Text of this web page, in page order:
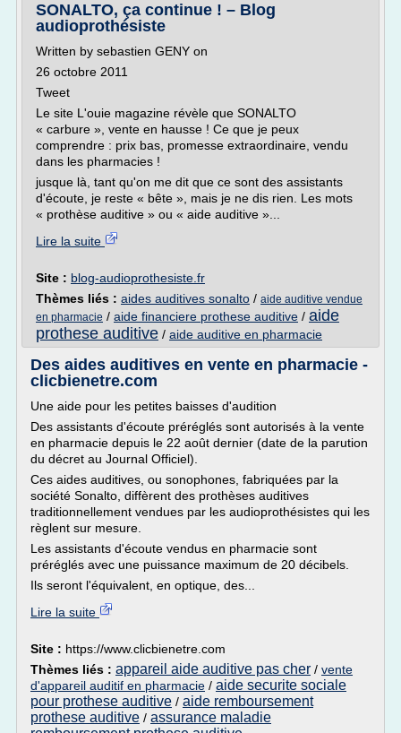
SONALTO, ça continue ! – Blog
audioprothésiste
Written by sebastien GENY on
26 octobre 2011
Tweet
Le site L'ouie magazine révèle que SONALTO
« carbure », vente en hausse ! Ce que je peux
comprendre : prix bas, promesse extraordinaire, vendu
dans les pharmacies !
jusque là, tant qu'on me dit que ce sont des assistants
d'écoute, je reste « bête », mais je ne dis rien. Les mots
« prothèse auditive » ou « aide auditive »...
Lire la suite
Site : blog-audioprothesiste.fr
Thèmes liés : aides auditives sonalto / aide auditive vendue
en pharmacie / aide financiere prothese auditive / aide
prothese auditive / aide auditive en pharmacie
Des aides auditives en vente en pharmacie -
clicbienetre.com
Une aide pour les petites baisses d'audition
Des assistants d'écoute préréglés sont autorisés à la vente
en pharmacie depuis le 22 août dernier (date de la parution
du décret au Journal Officiel).
Ces aides auditives, ou sonophones, fabriquées par la
société Sonalto, diffèrent des prothèses auditives
traditionnellement vendues par les audioprothésistes qui les
règlent sur mesure.
Les assistants d'écoute vendus en pharmacie sont
préréglés avec une puissance maximum de 20 décibels.
Ils seront l'équivalent, en optique, des...
Lire la suite
Site : https://www.clicbienetre.com
Thèmes liés : appareil aide auditive pas cher / vente
d'appareil auditif en pharmacie / aide securite sociale
pour prothese auditive / aide remboursement
prothese auditive / assurance maladie